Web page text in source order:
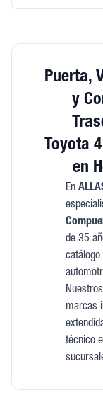
Puerta,
y
Toyota
en
En
de 35
marcas
técnico